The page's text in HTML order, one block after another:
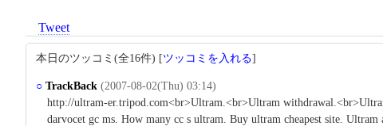
Tweet
本日のツッコミ(全16件) [ツッコミを入れる]
○ TrackBack (2007-08-02(Thu) 03:14)
http://ultram-er.tripod.com<br>Ultram.<br>Ultram
darvocet gc ms. How many cc s ultram. Buy ultram cheapest site. Ultram